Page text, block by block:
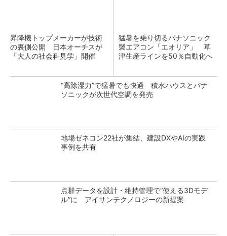
昇降機トップメーカーが技術
の裏側公開 日本オーチスが
「大人の社会科見学」開催
猛暑を乗り切るパナソニック
製エアコン「エオリア」 草
津生産ラインを50％自動化へ
“高除湿力”で猛暑でも快適 積水ハウスとパナ
ソニックが次世代空調を発売
地場ゼネコン22社が集結、建設DXやAIの実践
事例を共有
点群データを設計・維持管理で“使える3Dモデ
ル”に アイサンテクノロジーの新提案